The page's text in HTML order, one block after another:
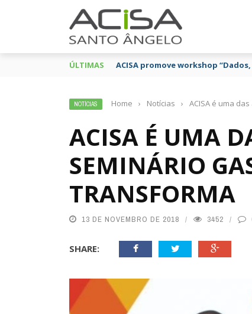
ÚLTIMAS ACISA promove workshop
NOTÍCIAS Home › Notícias › ACISA é uma
ACISA É UMA
SEMINÁRIO
TRANSFORMA
13 DE NOVEMBRO DE 2018 3452
SHARE: